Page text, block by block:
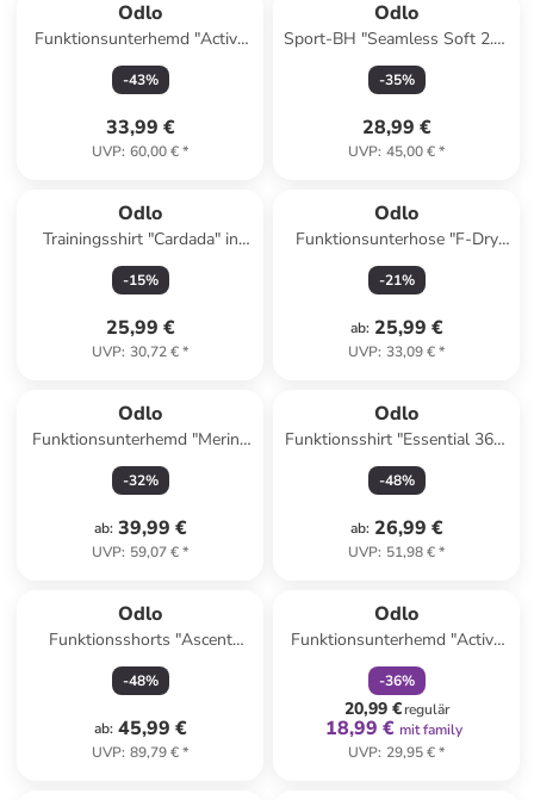
Odlo
Funktionsunterhemd "Active
Warm Eco" in Grau
-43%
33,99 €
UVP: 60,00 €*
Odlo
Sport-BH "Seamless Soft 2.0"
in Grau - Low
-35%
28,99 €
UVP: 45,00 €*
Odlo
Trainingsshirt "Cardada" in
Dunkelblau
-15%
25,99 €
UVP: 30,72 €*
Odlo
Funktionsunterhose "F-Dry
Light" in Schwarz
-21%
ab: 25,99 €
UVP: 33,09 €*
Odlo
Funktionsunterhemd "Merino
160" in Schwarz
-32%
ab: 39,99 €
UVP: 59,07 €*
Odlo
Funktionsshirt "Essential 365"
in Grau
-48%
ab: 26,99 €
UVP: 51,98 €*
Odlo
Funktionsshorts "Ascent
Light" in Dunkelblau
-48%
ab: 45,99 €
UVP: 89,79 €*
Odlo
Funktionsunterhemd "Active
Warm Eco" in Blau
-36%
20,99 €regulär
18,99 € mit family
UVP: 29,95 €*